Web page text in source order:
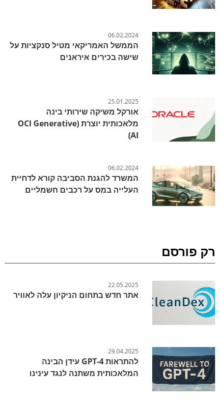
06.02.2024
הממשל האמריקאי מטיל סנקציות על
שישה בכירים איראנים
25.01.2025
אורקל משיקה שירותי בינה
מלאכותית יוצרת (OCI Generative
AI)
06.02.2024
המשרד להגנת הסביבה קורא לדחיית
העלייה במס על רכבים חשמליים
רק פורסם
22.05.2025
אתר חדש בתחום הניקיון עלה לאוויר
29.04.2025
להתראות GPT-4 עידן הבינה
המלאכותית משתנה לנגד עינינו